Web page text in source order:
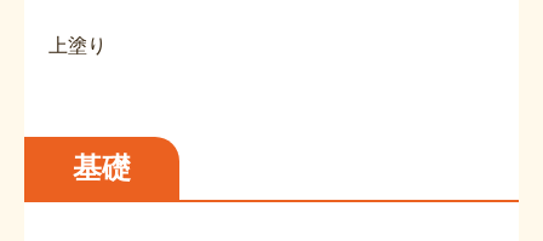
上塗り
基礎